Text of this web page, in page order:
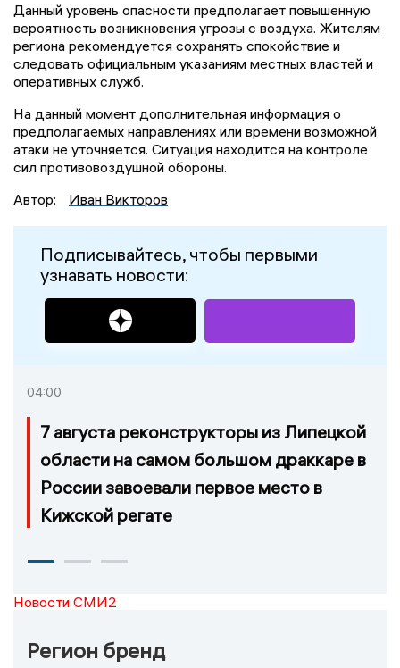
Данный уровень опасности предполагает повышенную
вероятность возникновения угрозы с воздуха. Жителям
региона рекомендуется сохранять спокойствие и
следовать официальным указаниям местных властей и
оперативных служб.
На данный момент дополнительная информация о
предполагаемых направлениях или времени возможной
атаки не уточняется. Ситуация находится на контроле
сил противовоздушной обороны.
Автор:
Иван Викторов
Подписывайтесь, чтобы первыми
узнавать новости:
04:00
7 августа реконструкторы из Липецкой
области на самом большом драккаре в
России завоевали первое место в
Кижской регате
Новости СМИ2
Регион бренд